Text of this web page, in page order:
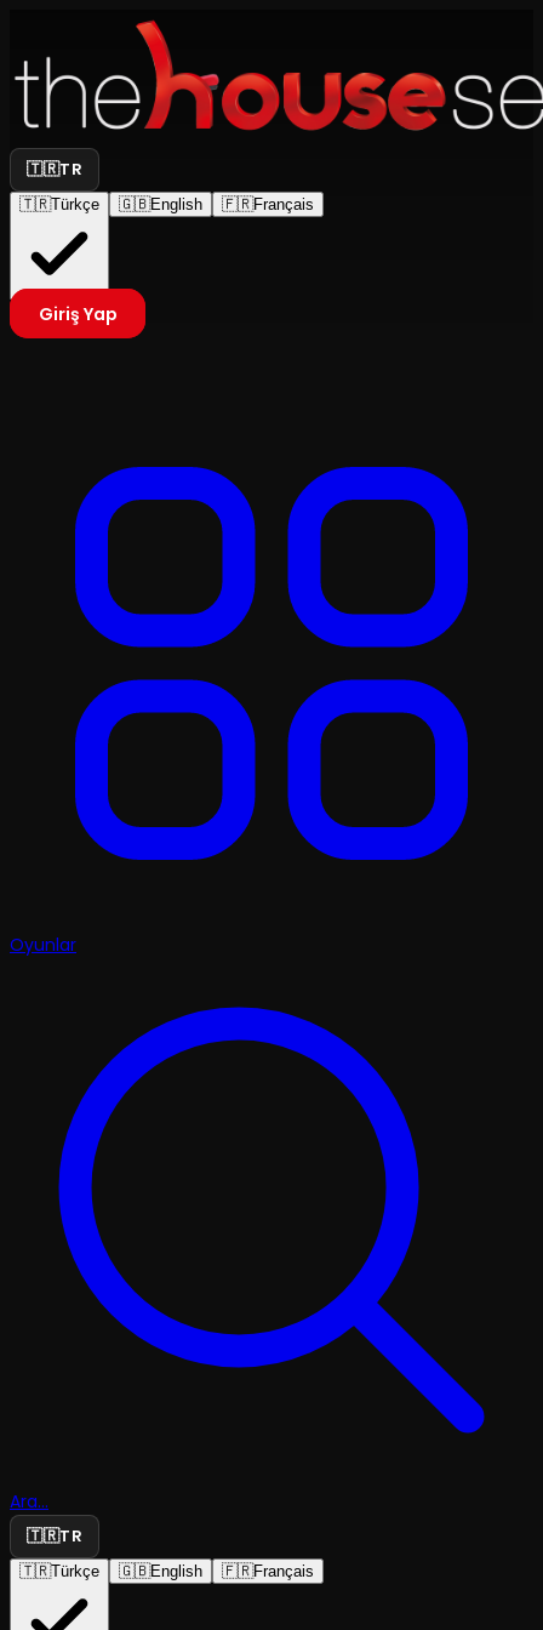
🇹🇷TR
🇹🇷Türkçe 🇬🇧English 🇫🇷Français
Giriş Yap
Oyunlar
Ara...
🇹🇷TR
🇹🇷Türkçe 🇬🇧English 🇫🇷Français